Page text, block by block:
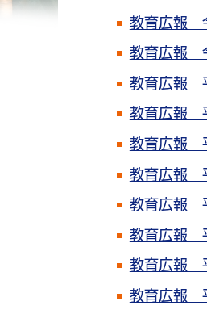
教育広報
教育広報
教育広報
教育広報
教育広報
教育広報
教育広報
教育広報
教育広報
教育広報